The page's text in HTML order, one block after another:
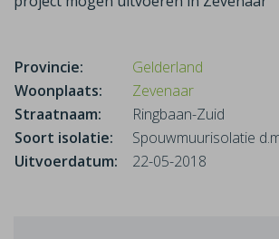
Provincie:
Gelderland
Woonplaats:
Zevenaar
Straatnaam:
Ringbaan-Zuid
Soort isolatie:
Spouwmuurisolatie
Uitvoerdatum:
22-05-2018